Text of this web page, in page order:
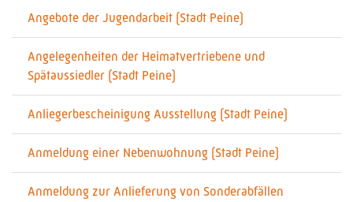
Angebote der Jugendarbeit (Stadt Peine)
Angelegenheiten der Heimatvertriebene und
Spätaussiedler (Stadt Peine)
Anliegerbescheinigung Ausstellung (Stadt Peine)
Anmeldung einer Nebenwohnung (Stadt Peine)
Anmeldung zur Anlieferung von Sonderabfällen